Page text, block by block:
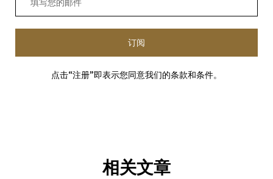
订阅
点击“注册”即表示您同意我们的条款和条件。
相关文章